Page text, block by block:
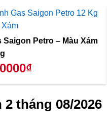
Saigon Petro – Màu Xám
tháng 08/2026